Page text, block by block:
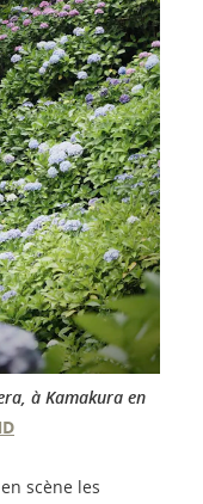
à Kamakura en
scène les